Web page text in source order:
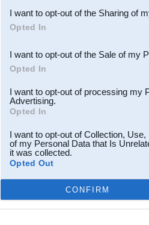
Downstream Participants
third parties.
I want to opt-out of the Sharing of
Opted In
I want to opt-out of the Sale of my
Opted In
I want to opt-out of processing my
Advertising.
Opted In
I want to opt-out of Collection,
of my Personal Data that Is
it was collected.
Opted Out
CONFIRM